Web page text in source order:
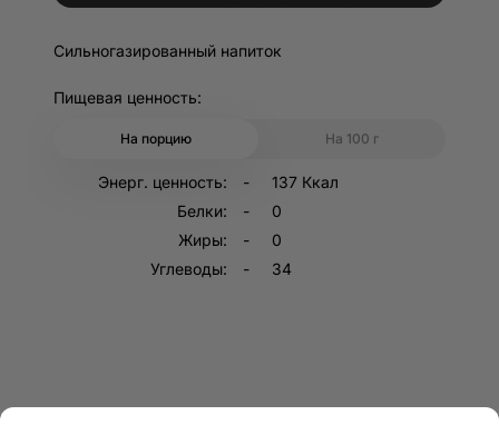
Сильногазированный напиток
Пищевая ценность:
На порцию На 100 г
Энерг. ценность:
137 Ккал
Белки:
0
Жиры:
0
Углеводы:
34